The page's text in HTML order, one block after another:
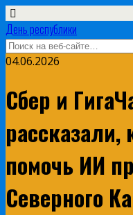
День республики
04.06.2026
Сбер и
рассказали,
помочь ИИ
Северного